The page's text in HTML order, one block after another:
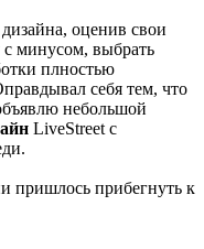
оценив свои
минусом, выбрать
плностью
себя тем, что
небольшой
LiveStreet с
пришлось прибегнуть к